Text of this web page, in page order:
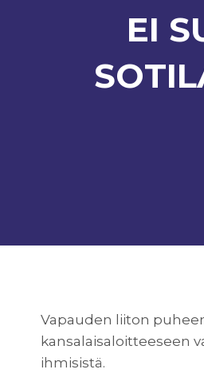
EI
Vapauden liiton
kansalaisaloitteeseen
ihmisistä.